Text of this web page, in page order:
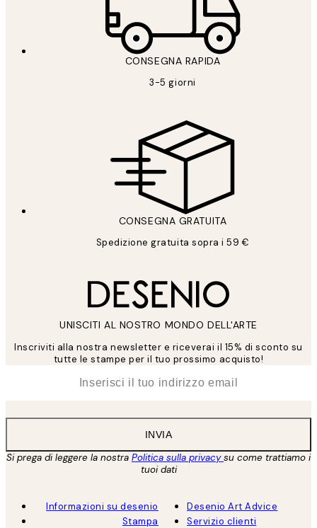
CONSEGNA RAPIDA
3-5 giorni
CONSEGNA GRATUITA
Spedizione gratuita sopra i 59 €
UNISCITI AL NOSTRO MONDO DELL'ARTE
Inscriviti alla nostra newsletter e riceverai il 15% di sconto su
tutte le stampe per il tuo prossimo acquisto!
INVIA
Si prega di leggere la nostra Politica sulla privacysu come trattiamo i
tuoi dati
Informazioni su desenio
Stampa
Desenio Art Advice
Servizio clienti